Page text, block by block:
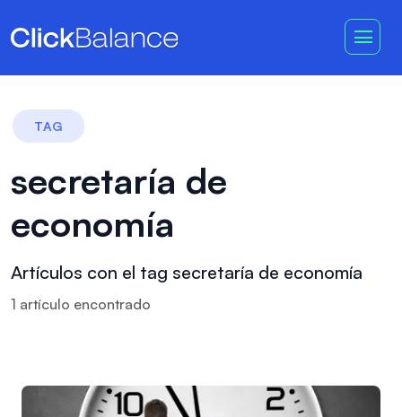
TAG
secretaría de
economía
Artículos con el tag secretaría de economía
1 artículo encontrado